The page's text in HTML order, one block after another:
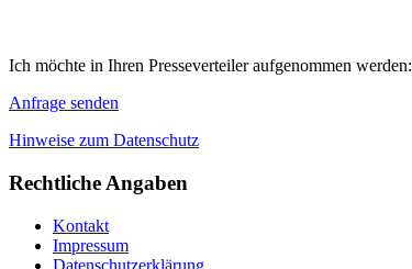
Ich möchte in Ihren Presseverteiler aufgenommen werden:
Anfrage senden
Hinweise zum Datenschutz
Rechtliche Angaben
Kontakt
Impressum
Datenschutzerklärung